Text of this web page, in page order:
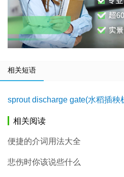
相关短语
sprout discharge gate(水稻插秧
相关阅读
便捷的介词用法大全
悲伤时你该说些什么